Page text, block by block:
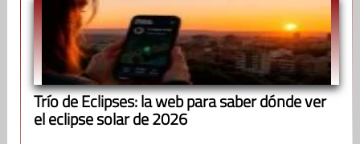
Trío de Eclipses: la web para saber dónde ver
el eclipse solar de 2026